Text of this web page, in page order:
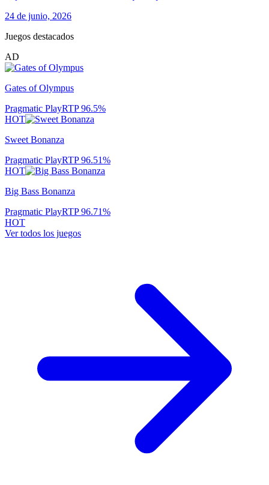
24 de junio, 2026
Juegos destacados
AD
Gates of Olympus
Pragmatic PlayRTP96.5%
HOT
Sweet Bonanza
Pragmatic PlayRTP96.51%
HOT
Big Bass Bonanza
Pragmatic PlayRTP96.71%
HOT
Ver todos los juegos